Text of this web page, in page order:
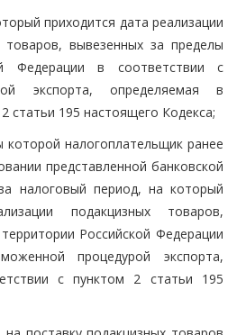
приходится дата реализации
товаров, вывезенных за пределы
Федерации в соответствии с
экспорта, определяемая в
статьи 195 настоящего Кодекса;
которой налогоплательщик ранее
представленной банковской
налоговый период, на который
подакцизных товаров,
Российской Федерации
процедурой экспорта,
с пунктом 2 статьи 195